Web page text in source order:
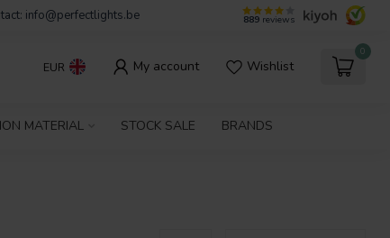
info@perfectlights.be 889 reviews
EUR My account Wishlist
0
MATERIAL STOCK SALE BRANDS